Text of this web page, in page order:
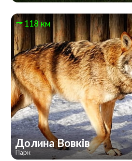
118 км
Долина Вовків
Парк